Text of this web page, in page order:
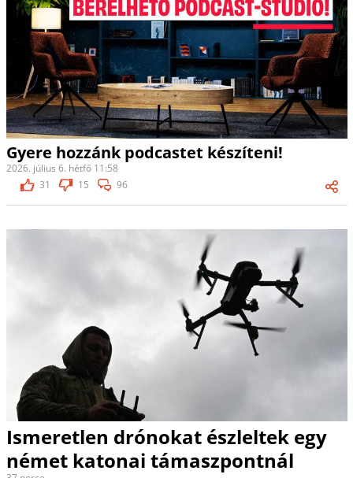
Gyere hozzánk podcastet készíteni!
2026. július 6. hétfő 11:58
31
15 96
Ismeretlen drónokat észleltek egy
német katonai támaszpontnál